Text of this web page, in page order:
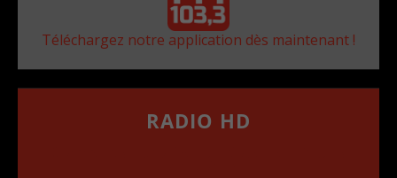
Téléchargez notre application dès maintenant !
RADIO HD